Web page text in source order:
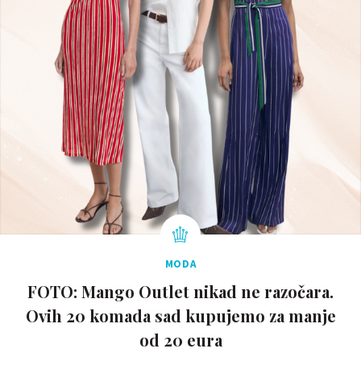
MODA
FOTO: Mango Outlet nikad ne razočara.
Ovih 20 komada sad kupujemo za manje
od 20 eura